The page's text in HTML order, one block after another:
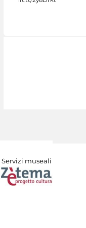
Servizi museali